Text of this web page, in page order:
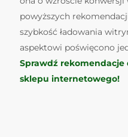
powyższych
szybkość ładowania
aspektowi poświęcono
Sprawdź rekomendacje
sklepu internetowego!